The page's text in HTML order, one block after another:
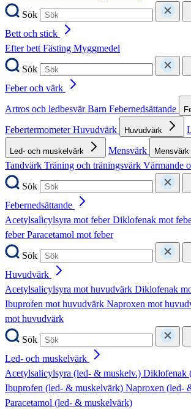
Sök
Bett och stick
Efter bettFästing Myggmedel
Sök
Feber och värk
Artros och ledbesvärBarn Febernedsättande
FebertermometerHuvudvärk Huvudvärk
Led- och muskelvärk Mensvärk Mensvärk
Tandvärk Träning och träningsvärk Värmande
Sök
Febernedsättande
Acetylsalicylsyra mot feberDiklofenak mot
feberParacetamol mot feber
Sök
Huvudvärk
Acetylsalicylsyra mot huvudvärk Diklofenak
Ibuprofen mot huvudvärk Naproxen mot
mot huvudvärk
Sök
Led- och muskelvärk
Acetylsalicylsyra (led- & muskelv.) Diklofenak
Ibuprofen (led- & muskelvärk) Naproxen (led-
Paracetamol (led- & muskelvärk)